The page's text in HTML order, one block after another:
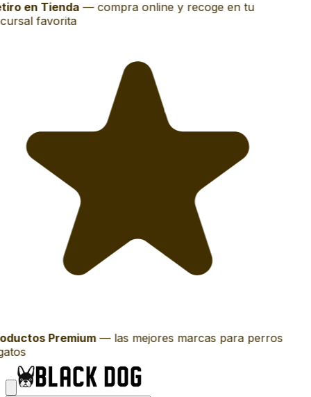
en Tienda— compra online y recoge en tu
favorita
Premium— las mejores marcas para perros